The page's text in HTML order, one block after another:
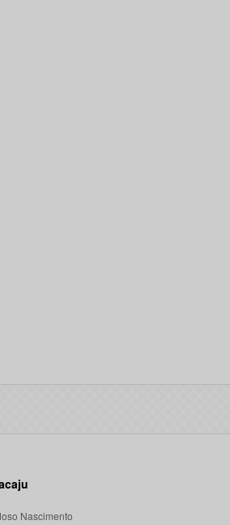
Nascimento